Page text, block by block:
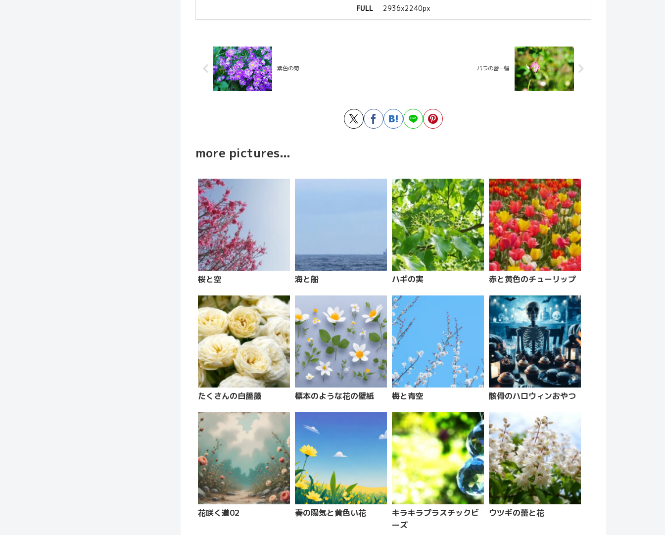
FULL 2936x2240px
紫色の菊 バラの蕾一輪
more pictures...
桜と空 海と船 ハギの実 赤と黄色のチューリップ
たくさんの白薔薇 標本のような花の壁紙 梅と青空 骸骨のハロウィンおやつ
花咲く道02 春の陽気と黄色い花
キラキラプラスチックビ
ーズ
ウツギの蕾と花